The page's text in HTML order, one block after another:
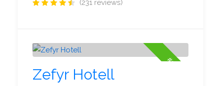
(231 reviews)
#5
Zefyr Hotell